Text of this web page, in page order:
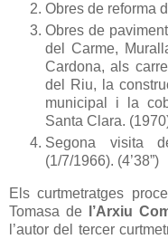
Obres de reforma
Obres de
del Carme,
Cardona, als
del Riu, la
municipal i la
Santa Clara.
Segona visita
(1/7/1966). (4’38”)
Els curtmetratges
Tomasa de
l’Arxiu
l’autor del tercer